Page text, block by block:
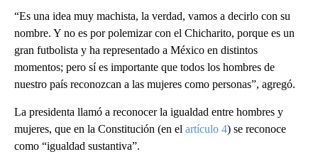
“Es una idea muy machista, la verdad, vamos a decirlo con su
nombre. Y no es por polemizar con el Chicharito, porque es un
gran futbolista y ha representado a México en distintos
momentos; pero sí es importante que todos los hombres de
nuestro país reconozcan a las mujeres como personas”, agregó.
La presidenta llamó a reconocer la igualdad entre hombres y
mujeres, que en la Constitución (en el artículo 4) se reconoce
como “igualdad sustantiva”.